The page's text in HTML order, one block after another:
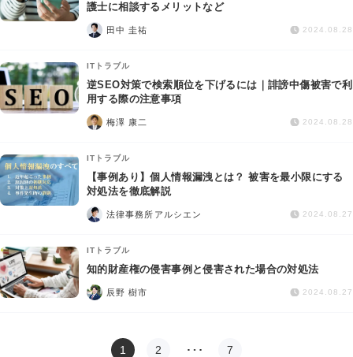
護士に相談するメリットなど
田中 圭祐 2024.08.28
ITトラブル
逆SEO対策で検索順位を下げるには｜誹謗中傷被害で利
用する際の注意事項
梅澤 康二 2024.08.28
ITトラブル
【事例あり】個人情報漏洩とは？ 被害を最小限にする
対処法を徹底解説
法律事務所アルシエン 2024.08.27
ITトラブル
知的財産権の侵害事例と侵害された場合の対処法
辰野 樹市 2024.08.27
1 2 … 7